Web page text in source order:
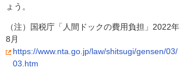
ょう。
（注）国税庁「人間ドックの費用負担」2022年
8月
https://www.nta.go.jp/law/shitsugi/gensen/03/
03.htm